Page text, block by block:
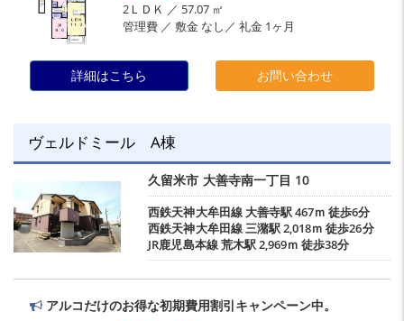
2ＬＤＫ ／ 57.07 ㎡
管理費 ／ 敷金 なし／ 礼金 1ヶ月
詳細はこちら お問い合わせ
ヴェルドミール A棟
久留米市 大善寺南一丁目 10
西鉄天神大牟田線大善寺駅467ｍ 徒歩6分
西鉄天神大牟田線三潴駅2,018ｍ 徒歩26分
JR鹿児島本線荒木駅2,969ｍ 徒歩38分
アルコだけのお得な初期費用割引キャンペーン中。